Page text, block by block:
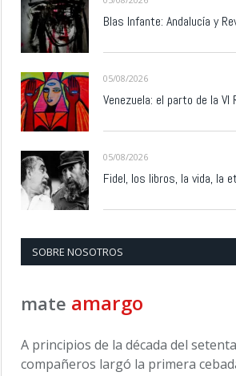
Blas Infante: Andalucía y
05/08/2026
Venezuela: el parto de la VI
05/08/2026
Fidel, los libros, la vida, la
SOBRE NOSOTROS
mate amargo
A principios de la década del
compañeros largó la primera